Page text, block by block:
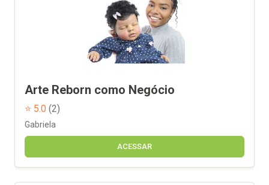
Arte Reborn como Negócio
⭐ 5.0 (2)
Gabriela
ACESSAR